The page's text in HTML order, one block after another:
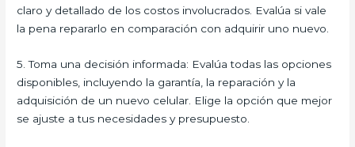
claro y detallado de los costos involucrados. Evalúa si vale
la pena repararlo en comparación con adquirir uno nuevo.
5. Toma una decisión informada: Evalúa todas las opciones
disponibles, incluyendo la garantía, la reparación y la
adquisición de un nuevo celular. Elige la opción que mejor
se ajuste a tus necesidades y presupuesto.